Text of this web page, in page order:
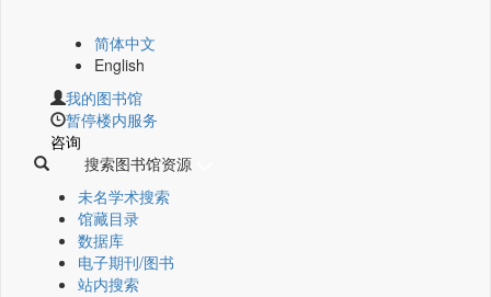
简体中文
English
我的图书馆
暂停楼内服务
咨询
搜索图书馆资源
未名学术搜索
馆藏目录
数据库
电子期刊/图书
站内搜索